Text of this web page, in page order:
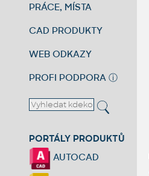
PRÁCE, MÍSTA
CAD PRODUKTY
WEB ODKAZY
PROFI PODPORA ⓘ
PORTÁLY PRODUKTŮ
AUTOCAD